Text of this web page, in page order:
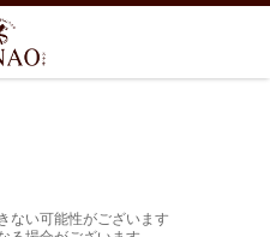
ない可能性がございます